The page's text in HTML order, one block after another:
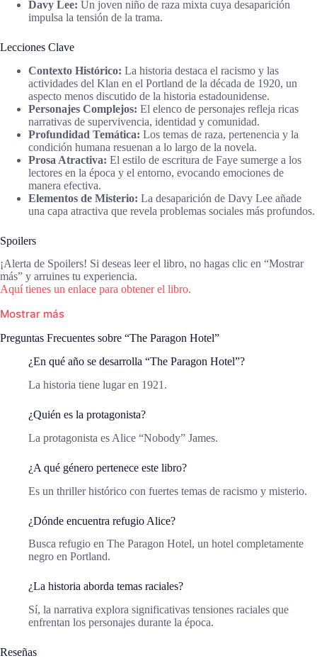
Davy Lee: Un joven niño de raza mixta cuya desaparición
impulsa la tensión de la trama.
Lecciones Clave
Contexto Histórico: La historia destaca el racismo y las
actividades del Klan en el Portland de la década de 1920, un
aspecto menos discutido de la historia estadounidense.
Personajes Complejos: El elenco de personajes refleja ricas
narrativas de supervivencia, identidad y comunidad.
Profundidad Temática: Los temas de raza, pertenencia y la
condición humana resuenan a lo largo de la novela.
Prosa Atractiva: El estilo de escritura de Faye sumerge a los
lectores en la época y el entorno, evocando emociones de
manera efectiva.
Elementos de Misterio: La desaparición de Davy Lee añade
una capa atractiva que revela problemas sociales más profundos.
Spoilers
¡Alerta de Spoilers! Si deseas leer el libro, no hagas clic en “Mostrar
más” y arruines tu experiencia.
Aquí tienes un enlace para obtener el libro.
Mostrar más
Preguntas Frecuentes sobre “The Paragon Hotel”
¿En qué año se desarrolla “The Paragon Hotel”?
La historia tiene lugar en 1921.
¿Quién es la protagonista?
La protagonista es Alice “Nobody” James.
¿A qué género pertenece este libro?
Es un thriller histórico con fuertes temas de racismo y misterio.
¿Dónde encuentra refugio Alice?
Busca refugio en The Paragon Hotel, un hotel completamente
negro en Portland.
¿La historia aborda temas raciales?
Sí, la narrativa explora significativas tensiones raciales que
enfrentan los personajes durante la época.
Reseñas